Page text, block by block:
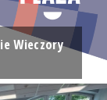
Wieczory